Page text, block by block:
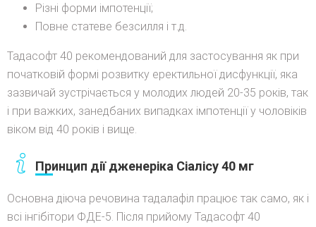
Різні форми імпотенції;
Повне статеве безсилля і т.д.
Тадасофт 40 рекомендований для застосування як при
початковій формі розвитку еректильної дисфункції, яка
зазвичай зустрічається у молодих людей 20-35 років, так
і при важких, занедбаних випадках імпотенції у чоловіків
віком від 40 років і вище.
Принцип дії дженеріка Сіалісу 40 мг
Основна діюча речовина тадалафіл працює так само, як і
всі інгібітори ФДЕ-5. Після прийому Тадасофт 40